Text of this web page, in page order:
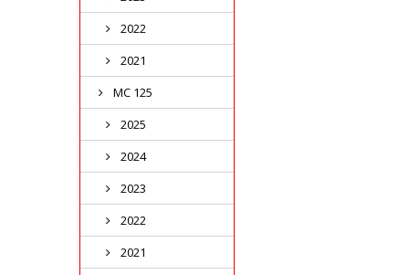
2022
2021
MC 125
2025
2024
2023
2022
2021